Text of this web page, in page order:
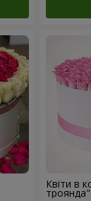
Квіти в
троянда"